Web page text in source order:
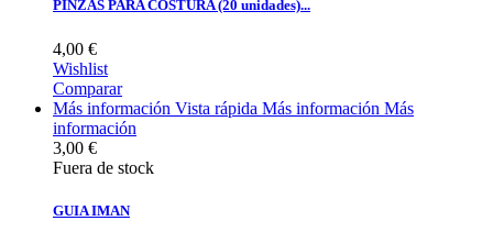
PINZAS PARA COSTURA (20 unidades)...
4,00 €
Wishlist
Comparar
Más información Vista rápida Más información Más
información
3,00 €
Fuera de stock
GUIA IMAN